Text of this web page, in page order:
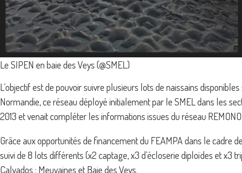
Le SIPEN en baie des Veys (@SMEL)
L’objectif est de pouvoir suivre plusieurs lots de naissains
Normandie, ce réseau déployé initialement par le SMEL dans les
2013 et venait compléter les informations issues du réseau
Grâce aux opportunités de financement du FEAMPA dans le cadre
suivi de 8 lots différents (x2 captage, x3 d’écloserie diploïdes et x3
Calvados : Meuvaines et Baie des Veys.